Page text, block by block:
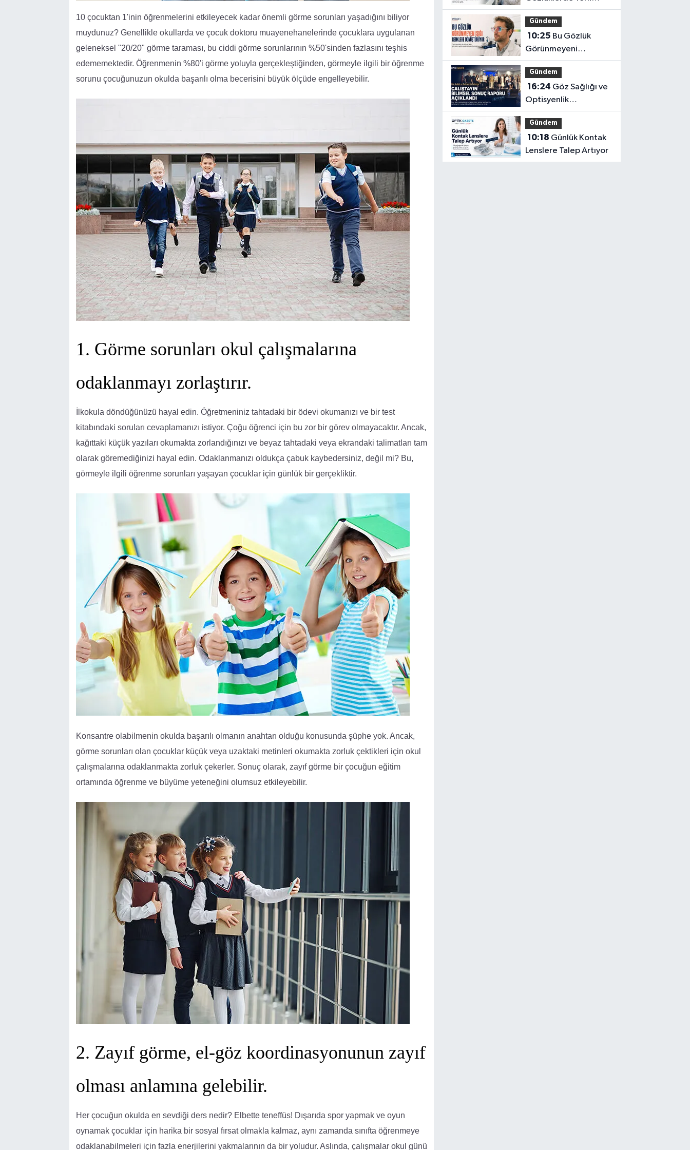
10 çocuktan 1'inin öğrenmelerini etkileyecek kadar önemli görme sorunları yaşadığını biliyor
muydunuz? Genellikle okullarda ve çocuk doktoru muayenehanelerinde çocuklara uygulanan
geleneksel "20/20" görme taraması, bu ciddi görme sorunlarının %50'sinden fazlasını teşhis
edememektedir. Öğrenmenin %80'i görme yoluyla gerçekleştiğinden, görmeyle ilgili bir öğrenme
sorunu çocuğunuzun okulda başarılı olma becerisini büyük ölçüde engelleyebilir.
1. Görme sorunları okul çalışmalarına
odaklanmayı zorlaştırır.
İlkokula döndüğünüzü hayal edin. Öğretmeniniz tahtadaki bir ödevi okumanızı ve bir test
kitabındaki soruları cevaplamanızı istiyor. Çoğu öğrenci için bu zor bir görev olmayacaktır. Ancak,
kağıttaki küçük yazıları okumakta zorlandığınızı ve beyaz tahtadaki veya ekrandaki talimatları tam
olarak göremediğinizi hayal edin. Odaklanmanızı oldukça çabuk kaybedersiniz, değil mi? Bu,
görmeyle ilgili öğrenme sorunları yaşayan çocuklar için günlük bir gerçekliktir.
Konsantre olabilmenin okulda başarılı olmanın anahtarı olduğu konusunda şüphe yok. Ancak,
görme sorunları olan çocuklar küçük veya uzaktaki metinleri okumakta zorluk çektikleri için okul
çalışmalarına odaklanmakta zorluk çekerler. Sonuç olarak, zayıf görme bir çocuğun eğitim
ortamında öğrenme ve büyüme yeteneğini olumsuz etkileyebilir.
2. Zayıf görme, el-göz koordinasyonunun zayıf
olması anlamına gelebilir.
Her çocuğun okulda en sevdiği ders nedir? Elbette teneffüs! Dışarıda spor yapmak ve oyun
oynamak çocuklar için harika bir sosyal fırsat olmakla kalmaz, aynı zamanda sınıfta öğrenmeye
odaklanabilmeleri için fazla enerjilerini yakmalarının da bir yoludur. Aslında, çalışmalar okul günü
İnovasyon: Depresyon
Teşhis Eden Gözlüğe
Türkpatent Onayı
Gündem
10:25
Görünmeyeni
Görüntüye
Dönüştürüyor
Gündem
16:24
Optisyenlik
Çalıştayı’nın Bilimsel
Sonuç Raporu
Açıklandı
Gündem
10:18
Lenslere Talep Artıyor